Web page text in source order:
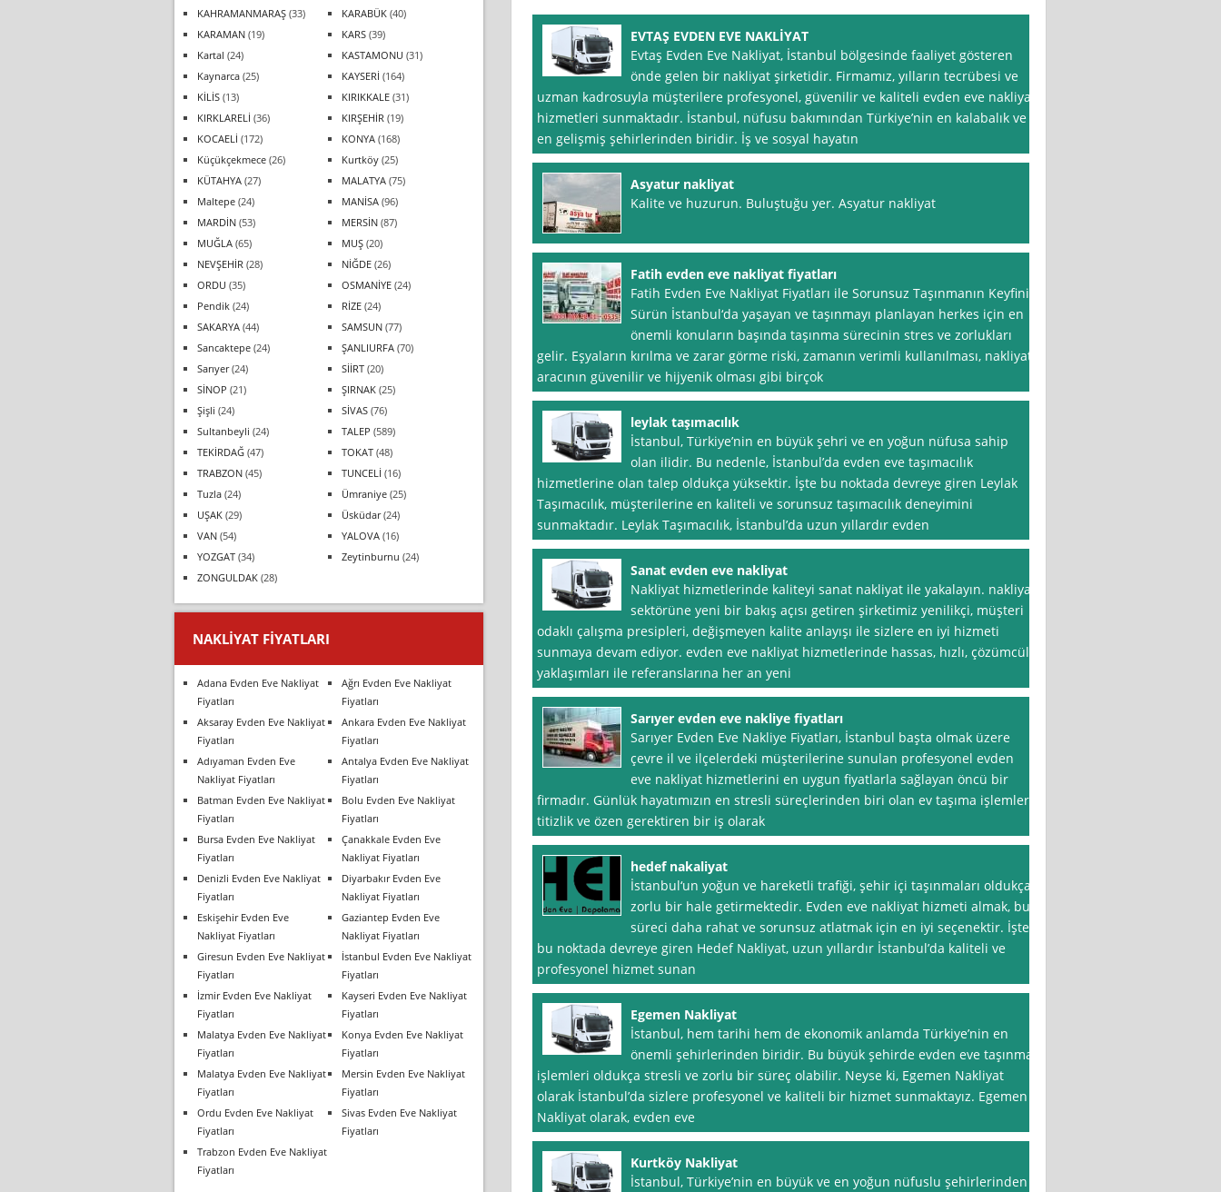
EVTAŞ EVDEN EVE NAKLİYAT
Evtaş Evden Eve Nakliyat, İstanbul bölgesinde faaliyet gösteren
önde gelen bir nakliyat şirketidir. Firmamız, yılların tecrübesi ve
uzman kadrosuyla müşterilere profesyonel, güvenilir ve kaliteli evden eve nakliyat
hizmetleri sunmaktadır. İstanbul, nüfusu bakımından Türkiye’nin en kalabalık ve
en gelişmiş şehirlerinden biridir. İş ve sosyal hayatın
Asyatur nakliyat
Kalite ve huzurun. Buluştuğu yer. Asyatur nakliyat
Fatih evden eve nakliyat fiyatları
Fatih Evden Eve Nakliyat Fiyatları ile Sorunsuz Taşınmanın Keyfini
Sürün İstanbul‘da yaşayan ve taşınmayı planlayan herkes için en
önemli konuların başında taşınma sürecinin stres ve zorlukları
gelir. Eşyaların kırılma ve zarar görme riski, zamanın verimli kullanılması, nakliyat
aracının güvenilir ve hijyenik olması gibi birçok
leylak taşımacılık
İstanbul, Türkiye’nin en büyük şehri ve en yoğun nüfusa sahip
olan ilidir. Bu nedenle, İstanbul’da evden eve taşımacılık
hizmetlerine olan talep oldukça yüksektir. İşte bu noktada devreye giren Leylak
Taşımacılık, müşterilerine en kaliteli ve sorunsuz taşımacılık deneyimini
sunmaktadır. Leylak Taşımacılık, İstanbul’da uzun yıllardır evden
Sanat evden eve nakliyat
Nakliyat hizmetlerinde kaliteyi sanat nakliyat ile yakalayın. nakliyat
sektörüne yeni bir bakış açısı getiren şirketimiz yenilikçi, müşteri
odaklı çalışma presipleri, değişmeyen kalite anlayışı ile sizlere en iyi hizmeti
sunmaya devam ediyor. evden eve nakliyat hizmetlerinde hassas, hızlı, çözümcül
yaklaşımları ile referanslarına her an yeni
Sarıyer evden eve nakliye fiyatları
Sarıyer Evden Eve Nakliye Fiyatları, İstanbul başta olmak üzere
çevre il ve ilçelerdeki müşterilerine sunulan profesyonel evden
eve nakliyat hizmetlerini en uygun fiyatlarla sağlayan öncü bir
firmadır. Günlük hayatımızın en stresli süreçlerinden biri olan ev taşıma işlemleri,
titizlik ve özen gerektiren bir iş olarak
hedef nakaliyat
İstanbul‘un yoğun ve hareketli trafiği, şehir içi taşınmaları oldukça
zorlu bir hale getirmektedir. Evden eve nakliyat hizmeti almak, bu
süreci daha rahat ve sorunsuz atlatmak için en iyi seçenektir. İşte
bu noktada devreye giren Hedef Nakliyat, uzun yıllardır İstanbul’da kaliteli ve
profesyonel hizmet sunan
Egemen Nakliyat
İstanbul, hem tarihi hem de ekonomik anlamda Türkiye’nin en
önemli şehirlerinden biridir. Bu büyük şehirde evden eve taşınma
işlemleri oldukça stresli ve zorlu bir süreç olabilir. Neyse ki, Egemen Nakliyat
olarak İstanbul’da sizlere profesyonel ve kaliteli bir hizmet sunmaktayız. Egemen
Nakliyat olarak, evden eve
Kurtköy Nakliyat
İstanbul, Türkiye’nin en büyük ve en yoğun nüfuslu şehirlerinden
KAHRAMANMARAŞ (33) KARABÜK (40)
KARAMAN (19) KARS (39)
Kartal (24) KASTAMONU (31)
Kaynarca (25) KAYSERİ (164)
KİLİS (13) KIRIKKALE (31)
KIRKLARELİ (36) KIRŞEHİR (19)
KOCAELİ (172) KONYA (168)
Küçükçekmece (26) Kurtköy (25)
KÜTAHYA (27) MALATYA (75)
Maltepe (24) MANİSA (96)
MARDİN (53) MERSİN (87)
MUĞLA (65) MUŞ (20)
NEVŞEHİR (28) NİĞDE (26)
ORDU (35) OSMANİYE (24)
Pendik (24) RİZE (24)
SAKARYA (44) SAMSUN (77)
Sancaktepe (24) ŞANLIURFA (70)
Sarıyer(24) SİİRT (20)
SİNOP (21) ŞIRNAK (25)
Şişli (24) SİVAS (76)
Sultanbeyli (24) TALEP (589)
TEKİRDAĞ (47) TOKAT (48)
TRABZON (45) TUNCELİ (16)
Tuzla (24) Ümraniye (25)
UŞAK (29) Üsküdar(24)
VAN (54) YALOVA (16)
YOZGAT (34) Zeytinburnu (24)
ZONGULDAK (28)
NAKLIYAT FIYATLARI
Adana Evden Eve Nakliyat
Fiyatları
Ağrı Evden Eve Nakliyat
Fiyatları
Aksaray Evden Eve Nakliyat
Fiyatları
Ankara Evden Eve Nakliyat
Fiyatları
Adıyaman Evden Eve
Nakliyat Fiyatları
Antalya Evden Eve Nakliyat
Fiyatları
Batman Evden Eve Nakliyat
Fiyatları
Bolu Evden Eve Nakliyat
Fiyatları
Bursa Evden Eve Nakliyat
Fiyatları
Çanakkale Evden Eve
Nakliyat Fiyatları
Denizli Evden Eve Nakliyat
Fiyatları
Diyarbakır Evden Eve
Nakliyat Fiyatları
Eskişehir Evden Eve
Nakliyat Fiyatları
Gaziantep Evden Eve
Nakliyat Fiyatları
Giresun Evden Eve Nakliyat
Fiyatları
İstanbul Evden Eve Nakliyat
Fiyatları
İzmir Evden Eve Nakliyat
Fiyatları
Kayseri Evden Eve Nakliyat
Fiyatları
Malatya Evden Eve Nakliyat
Fiyatları
Konya Evden Eve Nakliyat
Fiyatları
Malatya Evden Eve Nakliyat
Fiyatları
Mersin Evden Eve Nakliyat
Fiyatları
Ordu Evden Eve Nakliyat
Fiyatları
Sivas Evden Eve Nakliyat
Fiyatları
Trabzon Evden Eve Nakliyat
Fiyatları